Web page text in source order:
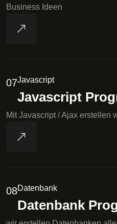
Business Ideen
07Javascript
Javascript
Mit Javascript / Ajax erstellen
08Datenbank
Datenbank